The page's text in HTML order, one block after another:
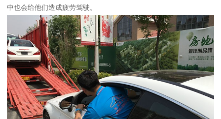
中也会给他们造成疲劳驾驶。